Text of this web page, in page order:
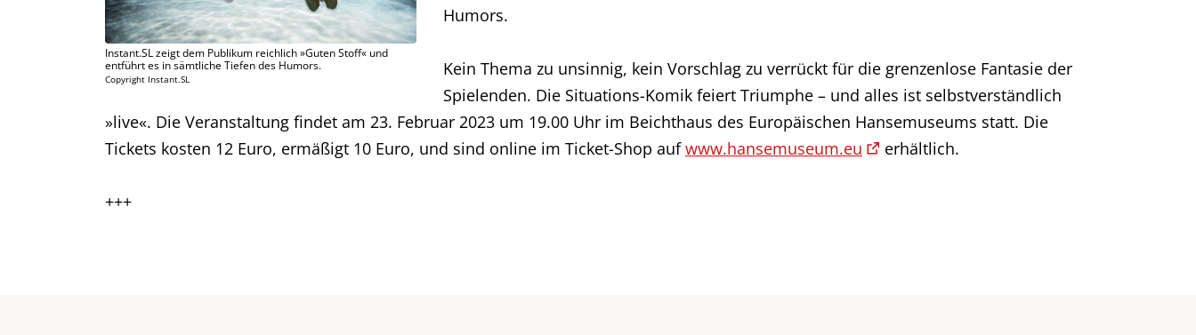
Instant.SL zeigt dem Publikum reichlich »Guten Stoff« und
entführt es in sämtliche Tiefen des Humors.
Copyright Instant.SL
Humors.
Kein Thema zu unsinnig, kein Vorschlag zu verrückt für die grenzenlose Fantasie der
Spielenden. Die Situations-Komik feiert Triumphe – und alles ist selbstverständlich
»live«. Die Veranstaltung findet am 23. Februar 2023 um 19.00 Uhr im Beichthaus des Europäischen Hansemuseums statt. Die
Tickets kosten 12 Euro, ermäßigt 10 Euro, und sind online im Ticket-Shop aufwww.hansemuseum.eu erhältlich.
+++